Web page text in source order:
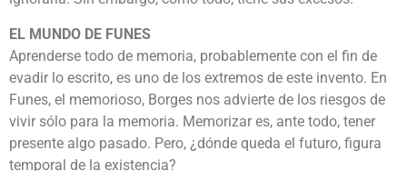
EL MUNDO DE FUNES
Aprenderse todo de memoria, probablemente con el fin de
evadir lo escrito, es uno de los extremos de este invento. En
Funes, el memorioso, Borges nos advierte de los riesgos de
vivir sólo para la memoria. Memorizar es, ante todo, tener
presente algo pasado. Pero, ¿dónde queda el futuro, figura
temporal de la existencia?